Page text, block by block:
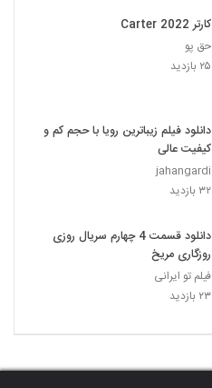
کارتر Carter 2022
حق پو
۲۵ بازدید
دانلود فیلم زیباترین رویا با حجم کم و
کیفیت عالی
jahangardi
۳۲ بازدید
دانلود قسمت 4 چهارم سریال روزی
روزگاری مریخ
فیلم تو ایرانی
۲۳ بازدید